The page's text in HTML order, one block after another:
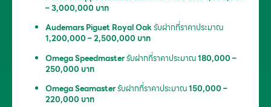
– 3,000,000 บาท
Audemars Piguet Royal Oakรับฝากที่ราคาประมาณ
1,200,000 – 2,500,000 บาท
Omega Speedmasterรับฝากที่ราคาประมาณ180,000 –
250,000 บาท
Omega Seamasterรับฝากที่ราคาประมาณ150,000 –
220,000 บาท